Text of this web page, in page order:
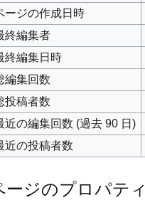
ージの作成日時
終編集者
終編集日時
編集回数
投稿者数
近の編集回数 (過去 90 日)
近の投稿者数
ージのプロパティ